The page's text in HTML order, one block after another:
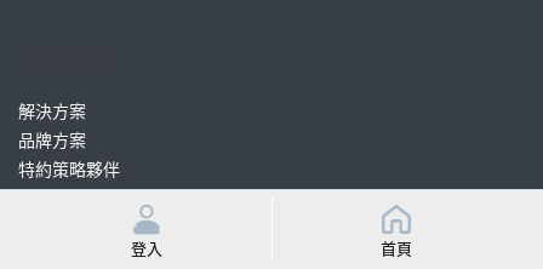
解決方案
品牌方案
特約策略夥伴
登入 首頁